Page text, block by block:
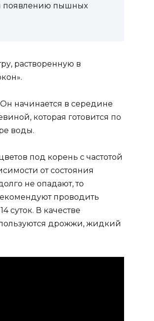
появлению пышных
растворенную в
начинается в середине
которая готовится по
воды.
под корень с частотой
от состояния
не опадают, то
проводить
суток. В качестве
дрожжи, жидкий